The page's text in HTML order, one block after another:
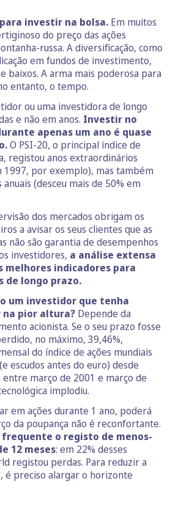
investir na bolsa. Em muitos
do preço das ações
russa. A diversificação, como
em fundos de investimento,
baixos. A arma mais poderosa para
entanto, o tempo.
ou uma investidora de longo
e não em anos. Investir no
apenas um ano é quase
O PSI-20, o principal índice de
registou anos extraordinários
1997, por exemplo), mas também
(desceu mais de 50% em
dos mercados obrigam os
a avisar os seus clientes que as
não são garantia de desempenhos
investidores, a análise extensa
melhores indicadores para
longo prazo.
um investidor que tenha
na pior altura? Depende da
acionista. Se o seu prazo fosse
no máximo, 39,46%,
do índice de ações mundiais
escudos antes do euro) desde
entre março de 2001 e março de
implodiu.
em ações durante 1 ano, poderá
da poupança não é reconfortante.
frequente o registo de menos-
12 meses: em 22% desses
registou perdas. Para reduzir a
é preciso alargar o horizonte